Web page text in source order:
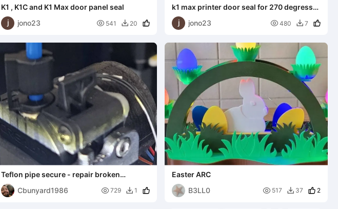
K1 , K1C and K1 Max door panel seal
jono23
 541  20
k1 max printer door seal for 270 degress
hinges
jono23
 480  7
Teflon pipe secure - repair broken
housing
Cbunyard1986
 729  1
Easter ARC
B3LL0
 517  37 2